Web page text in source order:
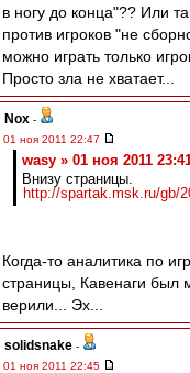
в ногу до конца"?? Или
против игроков "не
можно играть только
Просто зла не хватает...
Nox -
01 ноя 2011 22:47
wasy » 01 ноя 2011
Внизу страницы.
http://spartak.msk.ru/gb/
Когда-то аналитика по
страницы, Кавенаги был
верили... Эх...
solidsnake -
01 ноя 2011 22:45